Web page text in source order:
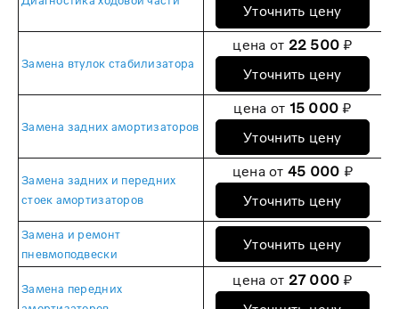
Уточнить цену
Замена втулок стабилизатора
цена от 22 500 ₽
Уточнить цену
Замена задних амортизаторов
цена от 15 000 ₽
Уточнить цену
Замена задних и передних
стоек амортизаторов
цена от 45 000 ₽
Уточнить цену
Замена и ремонт
пневмоподвески
Уточнить цену
Замена передних
цена от 27 000 ₽